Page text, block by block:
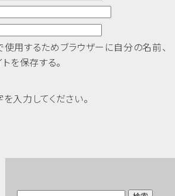
使用するためブラウザーに自分の名前、
を保存する。
入力してください。